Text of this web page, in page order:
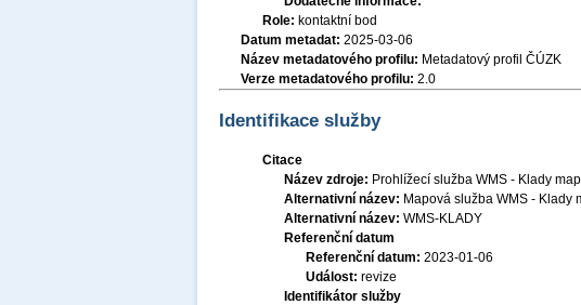
Role: kontaktní bod
Datum metadat: 2025-03-06
Název metadatového profilu: Metadatový profil ČÚZK
Verze metadatového profilu: 2.0
Identifikace služby
Citace
Název zdroje: Prohlížecí služba WMS - Klady
Alternativní název: Mapová služba WMS - Klady
Alternativní název: WMS-KLADY
Referenční datum
Referenční datum: 2023-01-06
Událost: revize
Identifikátor služby